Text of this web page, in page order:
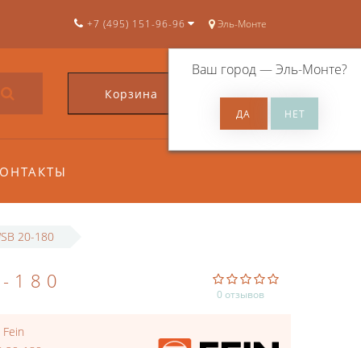
Эль-Монте
Ваш город —Эль-Монте?
+7 (495) 151-96-96
Корзина 0
20-180
180
0 отзывов
Fein